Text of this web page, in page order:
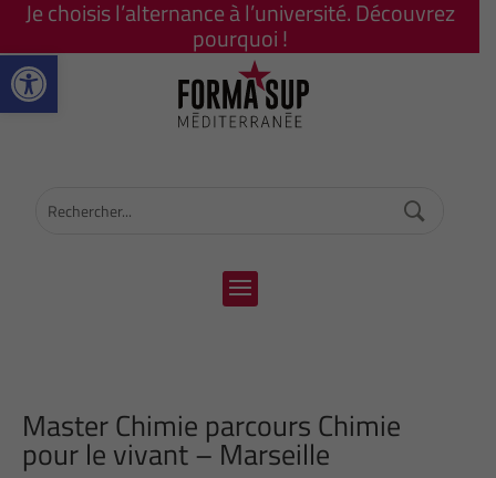
Ouvrir la barre d’outils
Je choisis l’alternance à l’université. Découvrez
pourquoi !
Master Chimie parcours Chimie
pour le vivant – Marseille